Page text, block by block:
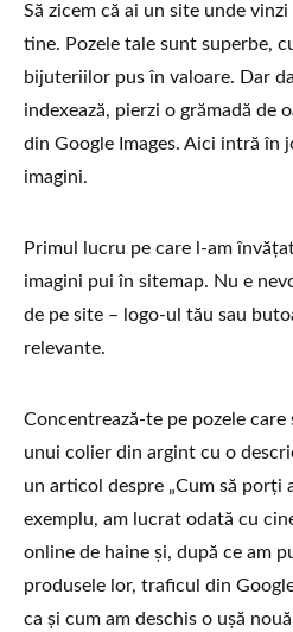
Să zicem că ai un site unde
tine. Pozele tale sunt superbe,
bijuteriilor pus în valoare. Dar
indexează, pierzi o grămadă de
din Google Images. Aici intră în
imagini.
Primul lucru pe care l-am
imagini pui în sitemap. Nu e
de pe site – logo-ul tău sau
relevante.
Concentrează-te pe pozele care
unui colier din argint cu o
un articol despre „Cum să porți
exemplu, am lucrat odată cu
online de haine și, după ce am
produsele lor, traficul din
ca și cum am deschis o ușă